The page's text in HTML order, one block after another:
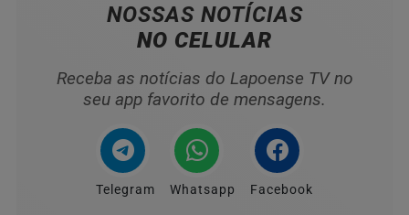
NOSSAS NOTÍCIAS
NO CELULAR
Receba as notícias do Lapoense TV no
seu app favorito de mensagens.
Telegram Whatsapp Facebook